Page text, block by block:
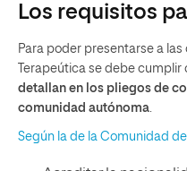
Los requisitos
Para poder presentarse a
Terapeútica se debe
detallan en los pliegos de
comunidad autónoma.
Según l a de la Comunidad